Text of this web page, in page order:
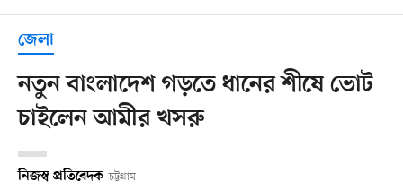
জেলা
নতুন বাংলাদেশ গড়তে ধানের শীষে ভোট
চাইলেন আমীর খসরু
নিজস্ব প্রতিবেদক চট্টগ্রাম